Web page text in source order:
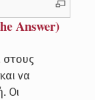
Answer)
στους
να
Οι